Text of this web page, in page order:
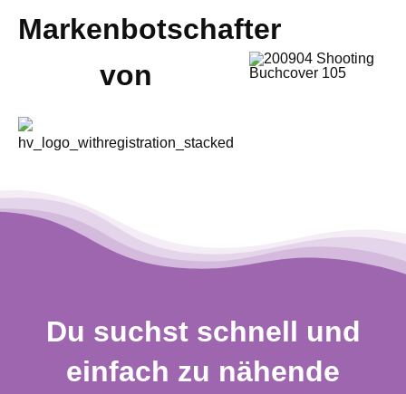
Markenbotschafter
von
Du suchst schnell und
einfach zu nähende